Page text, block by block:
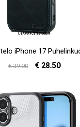
€ 39.00 € 28.50